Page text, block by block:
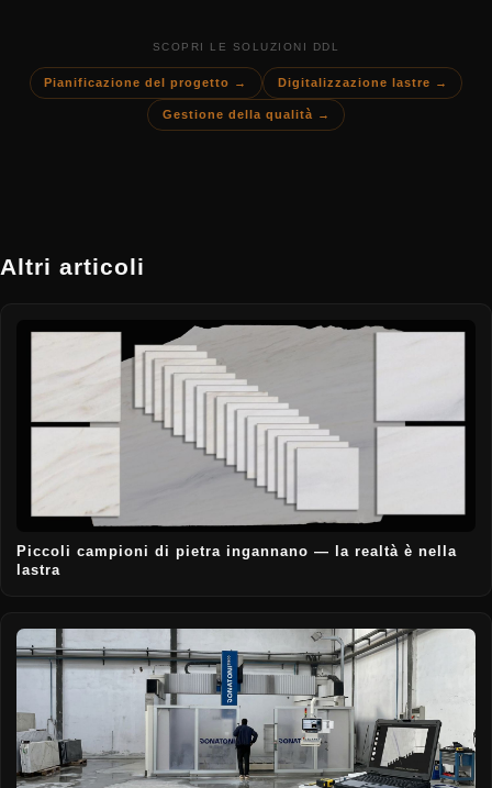
SCOPRI LE SOLUZIONI DDL
Pianificazione del progetto → Digitalizzazione lastre →
Gestione della qualità →
Altri articoli
Piccoli campioni di pietra ingannano — la realtà è nella
lastra